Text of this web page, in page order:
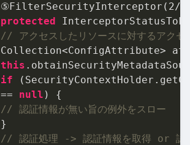
⑤FilterSecurityInterceptor( 2/
protected
// アクセスしたリソースに対するアクセ
this
if
== null
// 認証情報が無い旨の例外をスロー
// 認証処理 -> 認証情報を取得 or 認